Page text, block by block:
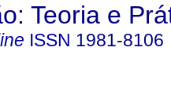
Teoria e
ISSN 1981-8106